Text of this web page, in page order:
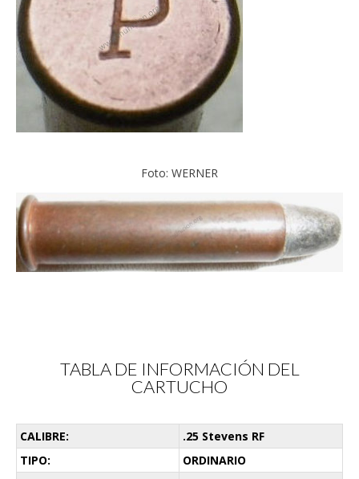
Foto: WERNER
TABLA DE INFORMACIÓN DEL
CARTUCHO
CALIBRE:
.25 Stevens RF
TIPO:
ORDINARIO